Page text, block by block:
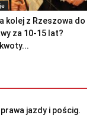
kolej z Rzeszowa do
za 10-15 lat?
jazdy i pościg.